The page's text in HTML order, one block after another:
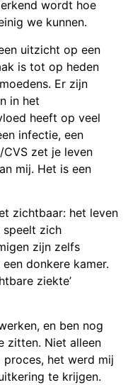
wordt hoe
we kunnen.
uitzicht op een
is tot op heden
Er zijn
in het
heeft op veel
infectie, een
zet je leven
mij. Het is een
zichtbaar: het leven
speelt zich
zijn zelfs
donkere kamer.
ziekte’
en ben nog
zitten. Niet alleen
het werd mij
te krijgen.